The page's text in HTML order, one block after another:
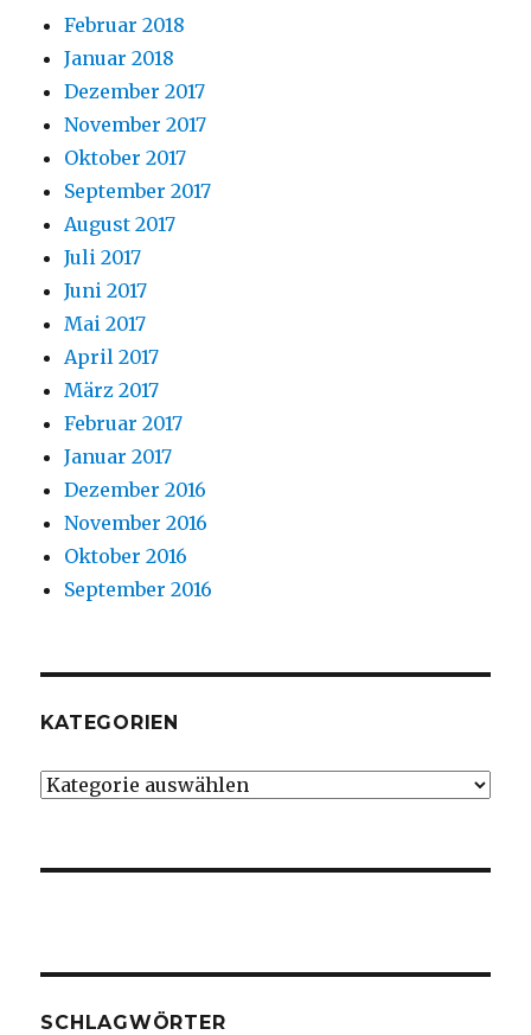
Februar 2018
Januar 2018
Dezember 2017
November 2017
Oktober 2017
September 2017
August 2017
Juli 2017
Juni 2017
Mai 2017
April 2017
März 2017
Februar 2017
Januar 2017
Dezember 2016
November 2016
Oktober 2016
September 2016
KATEGORIEN
Kategorien
SCHLAGWÖRTER